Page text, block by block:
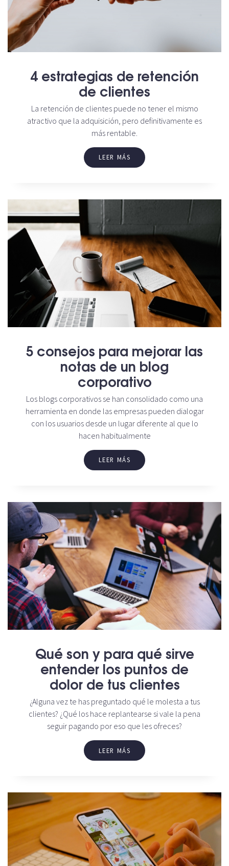
4 estrategias de retención
de clientes
La retención de clientes puede no tener el mismo
atractivo que la adquisición, pero definitivamente es
más rentable.
LEER MÁS
5 consejos para mejorar las
notas de un blog
corporativo
Los blogs corporativos se han consolidado como una
herramienta en donde las empresas pueden dialogar
con los usuarios desde un lugar diferente al que lo
hacen habitualmente
LEER MÁS
Qué son y para qué sirve
entender los puntos de
dolor de tus clientes
¿Alguna vez te has preguntado qué le molesta a tus
clientes? ¿Qué los hace replantearse si vale la pena
seguir pagando por eso que les ofreces?
LEER MÁS